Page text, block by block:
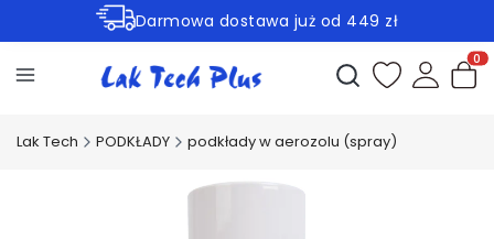
Darmowa dostawa już od 449 zł
Rabaty -30% na wybrane produkty
Otwórz
Lak Tech PODKŁADY podkłady w aerozolu (spray)